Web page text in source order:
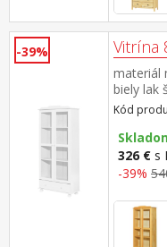
-39% Vitrína
materiál
biely lak
2
Kód
326 € s
-39%